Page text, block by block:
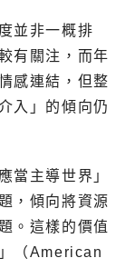
並非一概排
有關注，而年
感連結，但整
入」的傾向仍
當主導世界」
，傾向將資源
。這樣的價值
（American